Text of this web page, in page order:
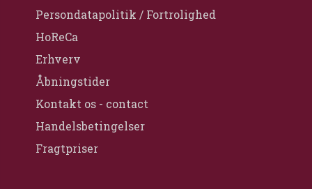
Persondatapolitik / Fortrolighed
HoReCa
Erhverv
Åbningstider
Kontakt os - contact
Handelsbetingelser
Fragtpriser